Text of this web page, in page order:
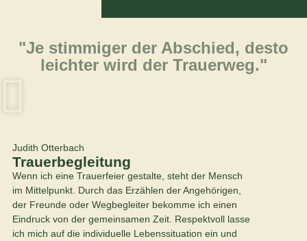
"Je stimmiger der Abschied, desto
leichter wird der Trauerweg."
Judith Otterbach
Trauerbegleitung
Wenn ich eine Trauerfeier gestalte, steht der Mensch
im Mittelpunkt. Durch das Erzählen der Angehörigen,
der Freunde oder Wegbegleiter bekomme ich einen
Eindruck von der gemeinsamen Zeit. Respektvoll lasse
ich mich auf die individuelle Lebenssituation ein und